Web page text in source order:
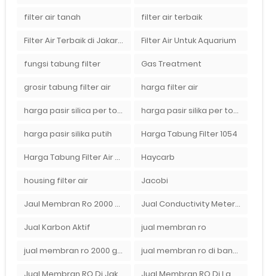
filter air tanah filter air terbaik
Filter Air Terbaik di Jakarta Filter Air Untuk Aquarium
fungsi tabung filter Gas Treatment
grosir tabung filter air harga filter air
harga pasir silica per ton per kg harga pasir silika per ton per kg
harga pasir silika putih Harga Tabung Filter 1054
Harga Tabung Filter Air Sumur Haycarb
housing filter air Jacobi
Jaul Membran Ro 2000 GPD Harga Murah Jual Conductivity Meter Lutron
Jual Karbon Aktif jual membran ro
jual membran ro 2000 gpd murah jual membran ro di bandung